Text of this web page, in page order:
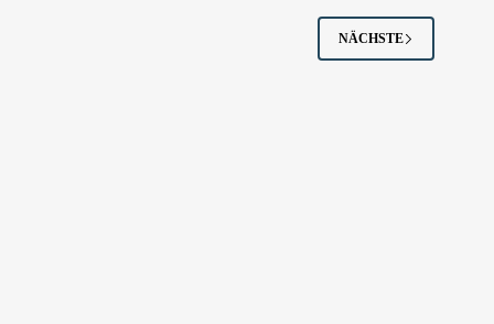
NÄCHSTE